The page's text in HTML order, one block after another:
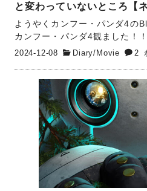
と変わっていないところ【
ようやくカンフー・パンダ4の
カンフー・パンダ4観ました！
2024-12-08
Diary/Movie 2